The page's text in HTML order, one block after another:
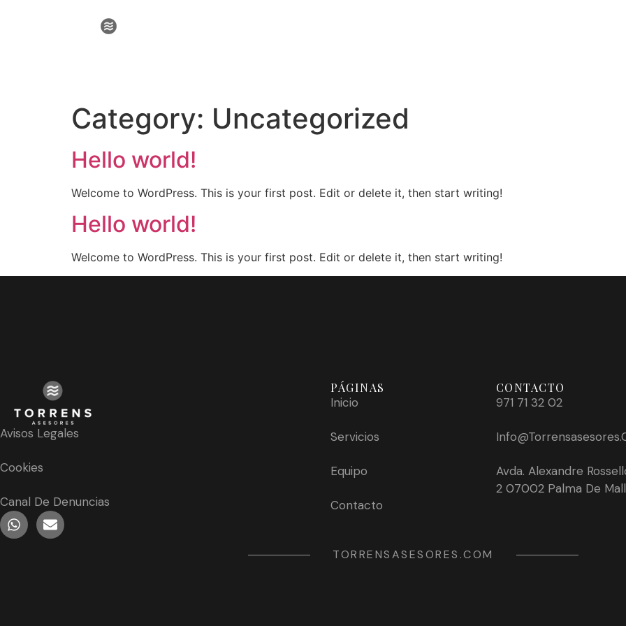
Category: Uncategorized
Hello world!
Welcome to WordPress. This is your first post. Edit or delete it, then start writing!
Hello world!
Welcome to WordPress. This is your first post. Edit or delete it, then start writing!
Avisos Legales
Cookies
Canal De Denuncias
PÁGINAS
Inicio
Servicios
Equipo
Contacto
CONTACTO
971 71 32 02
Avda. Alexandre
2 07002 Palma De
TORRENSASESORES.COM